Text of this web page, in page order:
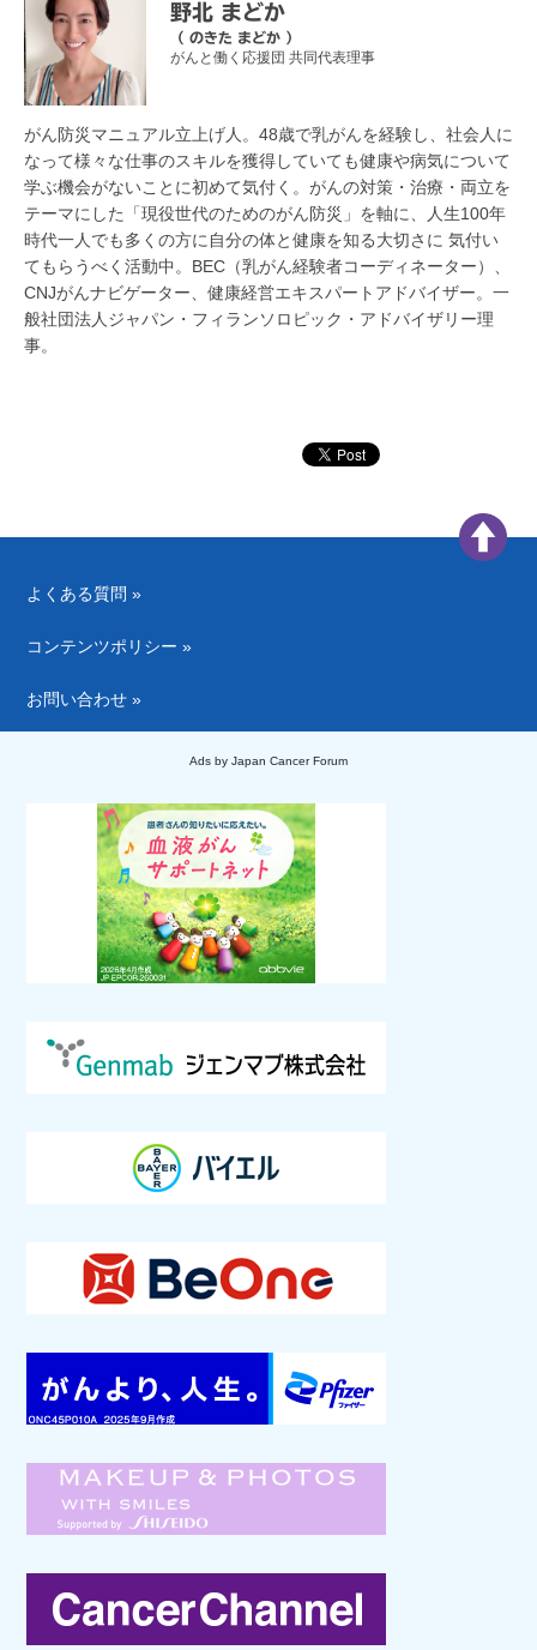
野北 まどか
（ のきた まどか ）
がんと働く応援団 共同代表理事
がん防災マニュアル立上げ人。48歳で乳がんを経験し、社会人に
なって様々な仕事のスキルを獲得していても健康や病気について
学ぶ機会がないことに初めて気付く。がんの対策・治療・両立を
テーマにした「現役世代のためのがん防災」を軸に、人生100年
時代一人でも多くの方に自分の体と健康を知る大切さに 気付い
てもらうべく活動中。BEC（乳がん経験者コーディネーター）、
CNJがんナビゲーター、健康経営エキスパートアドバイザー。一
般社団法人ジャパン・フィランソロピック・アドバイザリー理
事。
よくある質問 »
コンテンツポリシー »
お問い合わせ »
Ads by Japan Cancer Forum